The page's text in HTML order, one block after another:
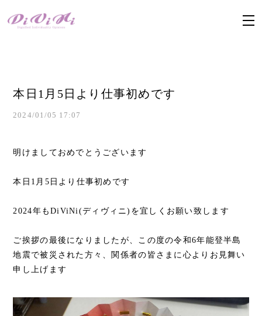
本日1月5日より仕事初めです
2024/01/05 17:07
明けましておめでとうございます
本日1月5日より仕事初めです
2024年もDiViNi(ディヴィニ)を宜しくお願い致します
ご挨拶の最後になりましたが、この度の令和6年能登半島
地震で被災された方々、関係者の皆さまに心よりお見舞い
申し上げます